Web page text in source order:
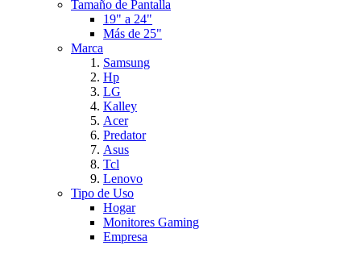
Tamaño de Pantalla
19" a 24"
Más de 25"
Marca
Samsung
Hp
LG
Kalley
Acer
Predator
Asus
Tcl
Lenovo
Tipo de Uso
Hogar
Monitores Gaming
Empresa